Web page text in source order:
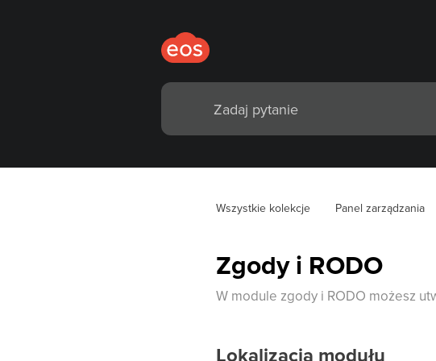
Wszystkie kolekcje Panel zarządzania
Zgody i RODO
W module zgody i RODO możesz
Lokalizacja modułu